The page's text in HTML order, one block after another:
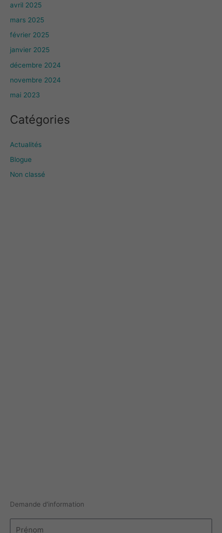
avril 2025
mars 2025
février 2025
janvier 2025
décembre 2024
novembre 2024
mai 2023
Catégories
Actualités
Blogue
Non classé
Demande d'information